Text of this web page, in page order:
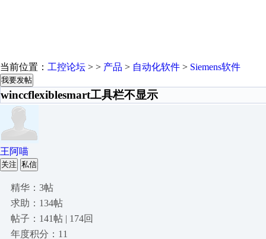
当前位置： 工控论坛 > > 产品 > 自动化软件 > Siemens软件
我要发帖
winccflexiblesmart工具栏不显示
王阿喵
关注 私信
精华：3帖
求助：134帖
帖子：141帖 | 174回
年度积分：11